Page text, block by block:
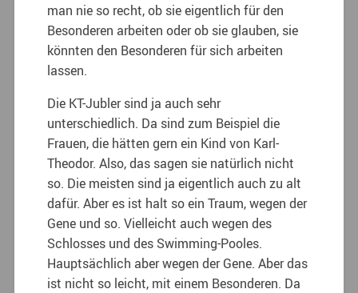
man nie so recht, ob sie eigentlich für den
Besonderen arbeiten oder ob sie glauben, sie
könnten den Besonderen für sich arbeiten
lassen.
Die KT-Jubler sind ja auch sehr
unterschiedlich. Da sind zum Beispiel die
Frauen, die hätten gern ein Kind von Karl-
Theodor. Also, das sagen sie natürlich nicht
so. Die meisten sind ja eigentlich auch zu alt
dafür. Aber es ist halt so ein Traum, wegen der
Gene und so. Vielleicht auch wegen des
Schlosses und des Swimming-Pooles.
Hauptsächlich aber wegen der Gene. Aber das
ist nicht so leicht, mit einem Besonderen. Da